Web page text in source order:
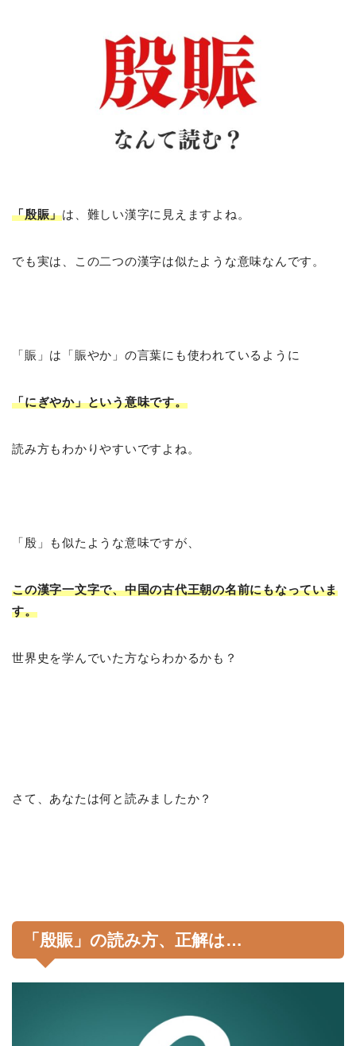
「殷賑」は、難しい漢字に見えますよね。
でも実は、この二つの漢字は似たような意味なんです。
「賑」は「賑やか」の言葉にも使われているように
「にぎやか」という意味です。
読み方もわかりやすいですよね。
「殷」も似たような意味ですが、
この漢字一文字で、中国の古代王朝の名前にもなっていま
す。
世界史を学んでいた方ならわかるかも？
さて、あなたは何と読みましたか？
「殷賑」の読み方、正解は…